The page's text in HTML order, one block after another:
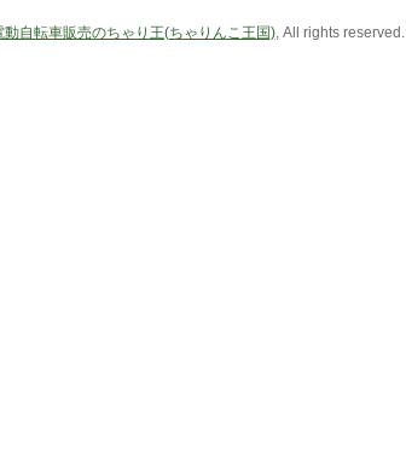
動自転車販売のちゃり王(ちゃりんこ王国), All rights reserved.